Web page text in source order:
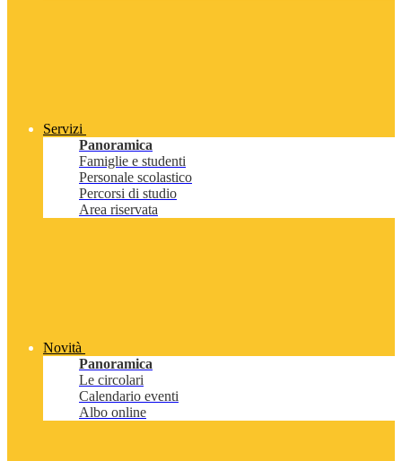
Servizi
Panoramica
Famiglie e studenti
Personale scolastico
Percorsi di studio
Area riservata
Novità
Panoramica
Le circolari
Calendario eventi
Albo online